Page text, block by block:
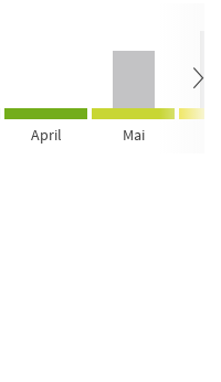
April Mai